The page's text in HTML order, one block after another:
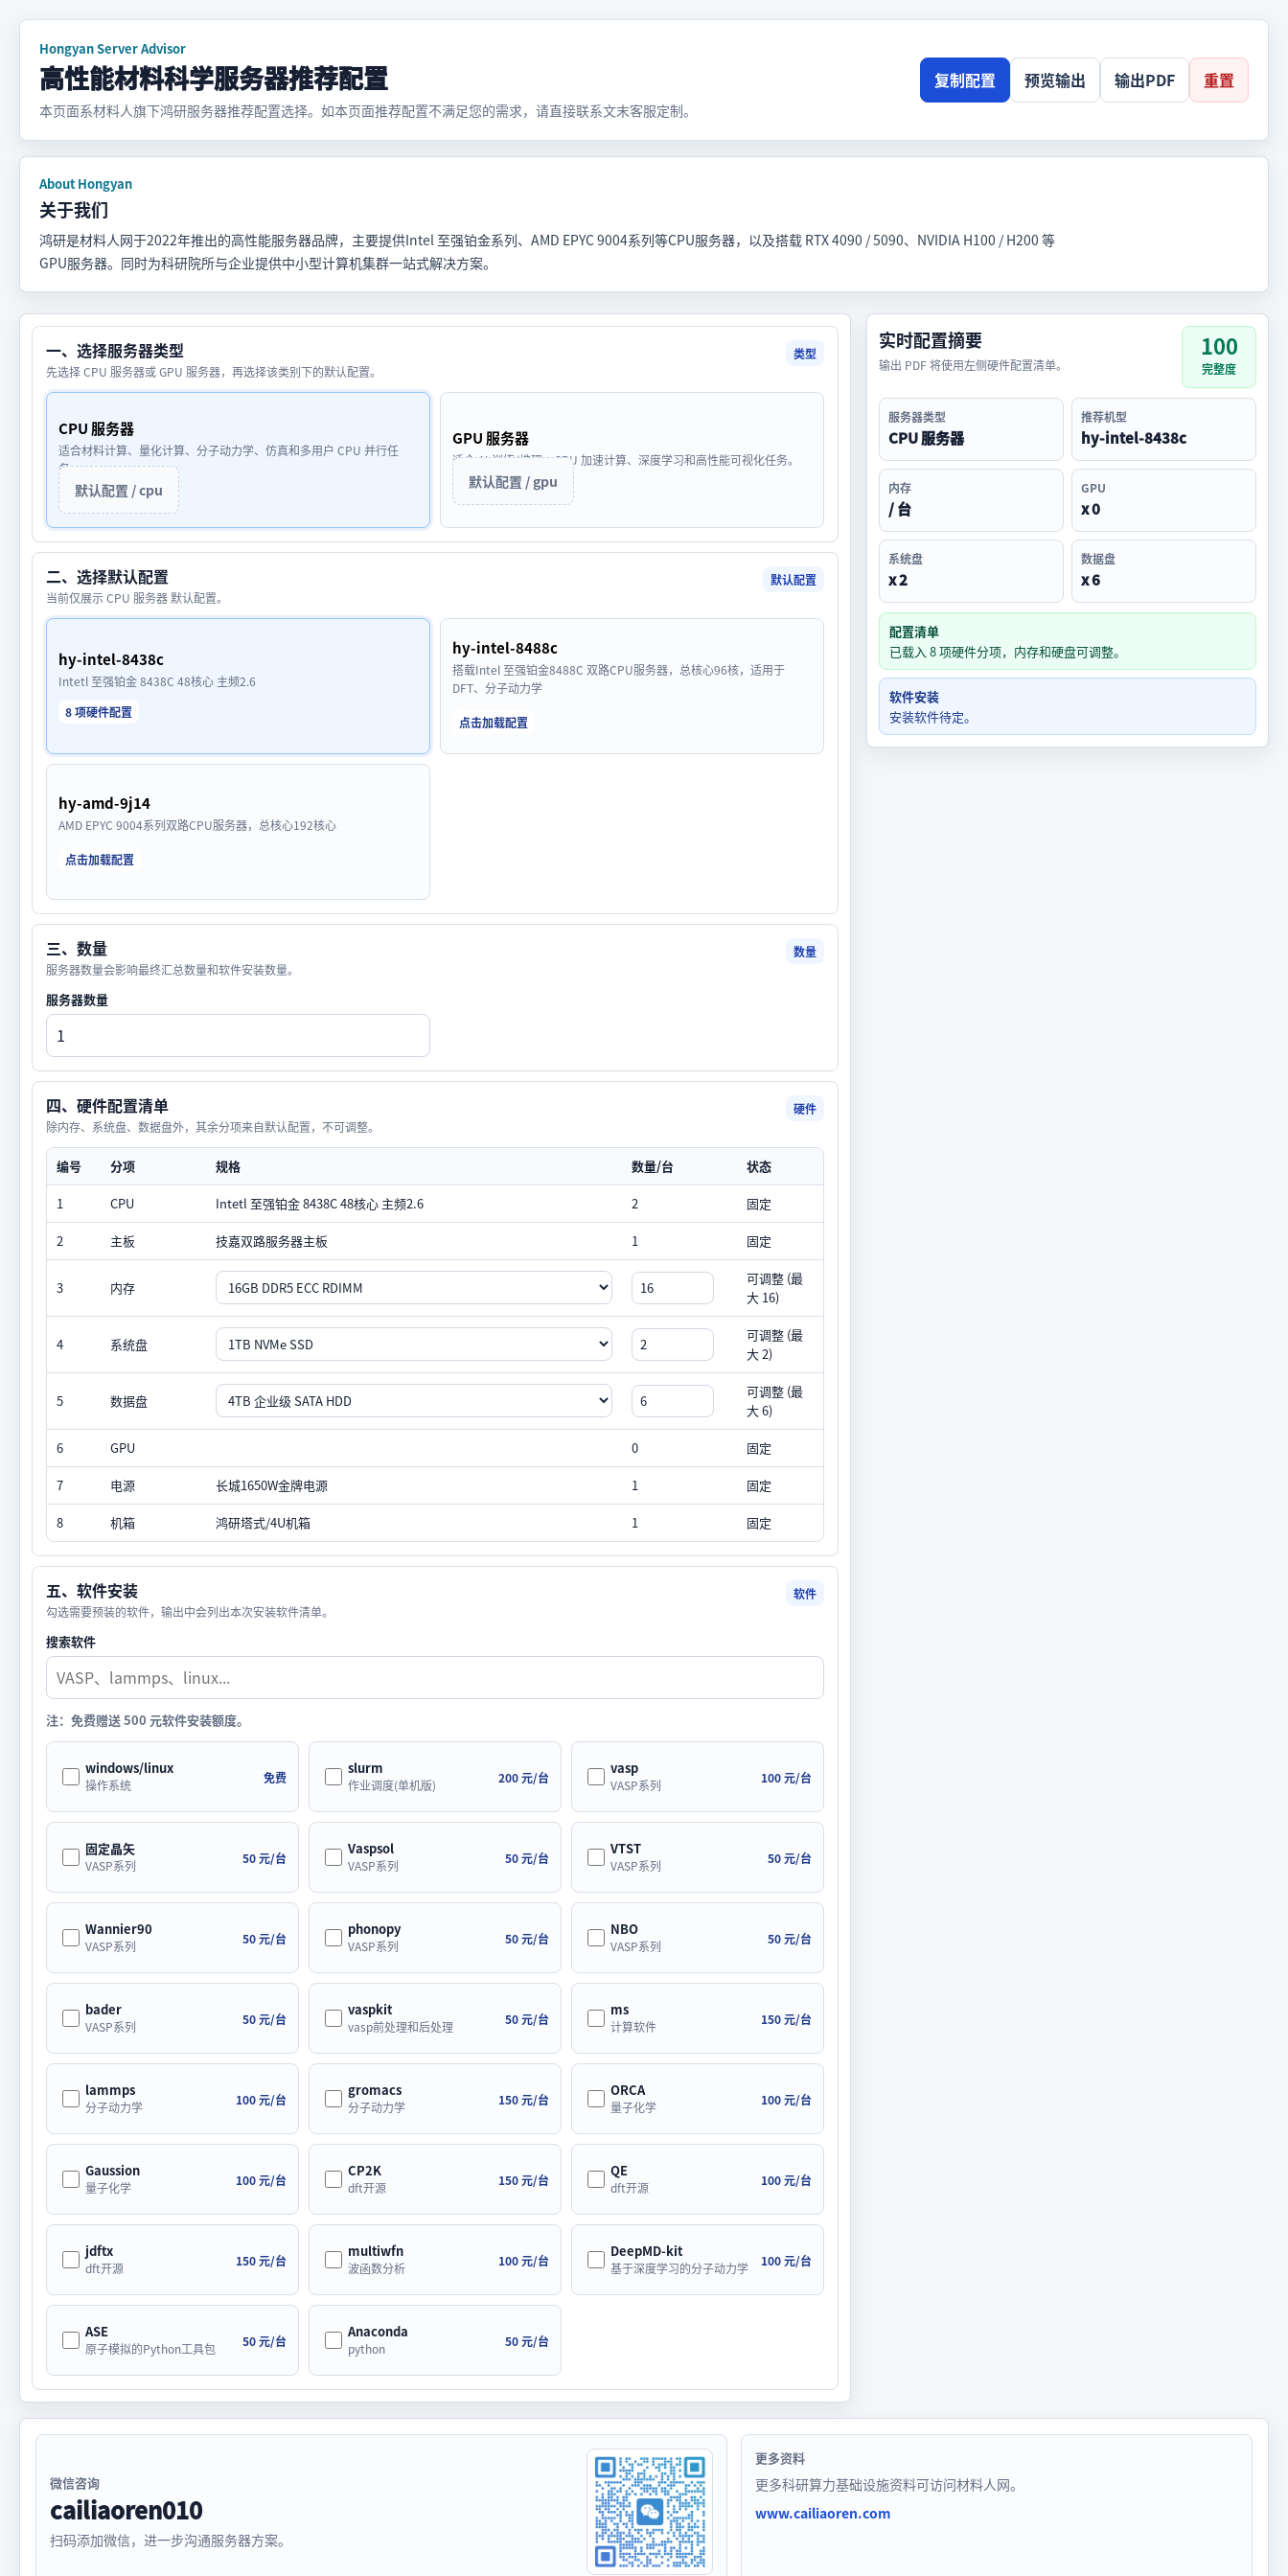
Hongyan Server Advisor
高性能材料科学服务器推荐配置
本页面系材料人旗下鸿研服务器推荐配置选择。如本页面推荐配置不满足您的需求，请直接联系文末客服定制。
复制配置 预览输出 输出PDF 重置
About Hongyan
关于我们
鸿研是材料人网于2022年推出的高性能服务器品牌，主要提供Intel 至强铂金系列、AMD EPYC 9004系列等CPU服务器，以及搭载 RTX 4090 / 5090、NVIDIA H100 / H200 等
GPU服务器。同时为科研院所与企业提供中小型计算机集群一站式解决方案。
一、选择服务器类型
先选择 CPU 服务器或 GPU 服务器，再选择该类别下的默认配置。
类型
CPU 服务器
适合材料计算、量化计算、分子动力学、仿真和多用户 CPU 并行任
务。
默认配置 / cpu
GPU 服务器
适合 AI 训练/推理、GPU 加速计算、深度学习和高性能可视化任务。
默认配置 / gpu
二、选择默认配置
当前仅展示 CPU 服务器 默认配置。
默认配置
hy-intel-8438c
Intetl 至强铂金 8438C 48核心 主频2.6
8 项硬件配置
hy-intel-8488c
搭载Intel 至强铂金8488C 双路CPU服务器，总核心96核，适用于
DFT、分子动力学
点击加载配置
hy-amd-9j14
AMD EPYC 9004系列双路CPU服务器，总核心192核心
点击加载配置
三、数量
服务器数量会影响最终汇总数量和软件安装数量。
数量
服务器数量
四、硬件配置清单
除内存、系统盘、数据盘外，其余分项来自默认配置，不可调整。
硬件
编号 分项 规格 数量/台 状态
1 CPU Intetl 至强铂金 8438C 48核心 主频2.6 2 固定
2 主板 技嘉双路服务器主板 1 固定
3 内存
可调整 (最
大 16)
4 系统盘
可调整 (最
大 2)
5 数据盘
可调整 (最
大 6)
6 GPU 0 固定
7 电源 长城1650W金牌电源 1 固定
8 机箱 鸿研塔式/4U机箱 1 固定
五、软件安装
勾选需要预装的软件，输出中会列出本次安装软件清单。
软件
搜索软件
注：免费赠送 500 元软件安装额度。
windows/linux
操作系统 免费 slurm
作业调度(单机版) 200 元/台 vasp
VASP系列 100 元/台
固定晶矢
VASP系列 50 元/台 Vaspsol
VASP系列 50 元/台 VTST
VASP系列 50 元/台
Wannier90
VASP系列 50 元/台 phonopy
VASP系列 50 元/台 NBO
VASP系列 50 元/台
bader
VASP系列 50 元/台 vaspkit
vasp前处理和后处理 50 元/台 ms
计算软件 150 元/台
lammps
分子动力学 100 元/台 gromacs
分子动力学 150 元/台 ORCA
量子化学 100 元/台
Gaussion
量子化学 100 元/台 CP2K
dft开源 150 元/台 QE
dft开源 100 元/台
jdftx
dft开源 150 元/台 multiwfn
波函数分析 100 元/台 DeepMD-kit
基于深度学习的分子动力学 100 元/台
ASE
原子模拟的Python工具包 50 元/台 Anaconda
python 50 元/台
实时配置摘要
输出 PDF 将使用左侧硬件配置清单。
100
完整度
服务器类型
CPU 服务器
推荐机型
hy-intel-8438c
内存
/ 台
GPU
x 0
系统盘
x 2
数据盘
x 6
配置清单
已载入 8 项硬件分项，内存和硬盘可调整。
软件安装
安装软件待定。
微信咨询
cailiaoren010
扫码添加微信，进一步沟通服务器方案。
更多资料
更多科研算力基础设施资料可访问材料人网。
www.cailiaoren.com